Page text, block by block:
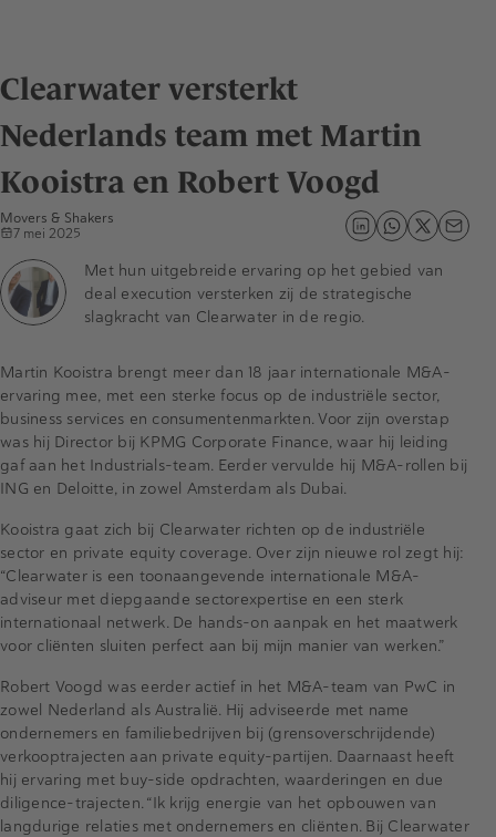
Clearwater versterkt
Nederlands team met Martin
Kooistra en Robert Voogd
Movers & Shakers
7 mei 2025
Met hun uitgebreide ervaring op het gebied van
deal execution versterken zij de strategische
slagkracht van Clearwater in de regio.
Martin Kooistra brengt meer dan 18 jaar internationale M&A-
ervaring mee, met een sterke focus op de industriële sector,
business services en consumentenmarkten. Voor zijn overstap
was hij Director bij KPMG Corporate Finance, waar hij leiding
gaf aan het Industrials-team. Eerder vervulde hij M&A-rollen bij
ING en Deloitte, in zowel Amsterdam als Dubai.
Kooistra gaat zich bij Clearwater richten op de industriële
sector en private equity coverage. Over zijn nieuwe rol zegt hij:
“Clearwater is een toonaangevende internationale M&A-
adviseur met diepgaande sectorexpertise en een sterk
internationaal netwerk. De hands-on aanpak en het maatwerk
voor cliënten sluiten perfect aan bij mijn manier van werken.”
Robert Voogd was eerder actief in het M&A-team van PwC in
zowel Nederland als Australië. Hij adviseerde met name
ondernemers en familiebedrijven bij (grensoverschrijdende)
verkooptrajecten aan private equity-partijen. Daarnaast heeft
hij ervaring met buy-side opdrachten, waarderingen en due
diligence-trajecten. “Ik krijg energie van het opbouwen van
langdurige relaties met ondernemers en cliënten. Bij Clearwater